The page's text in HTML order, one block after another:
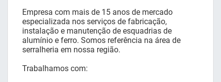
Empresa com mais de 15 anos de mercado
especializada nos serviços de fabricação,
instalação e manutenção de esquadrias de
alumínio e ferro. Somos referência na área de
serralheria em nossa região.
Trabalhamos com: